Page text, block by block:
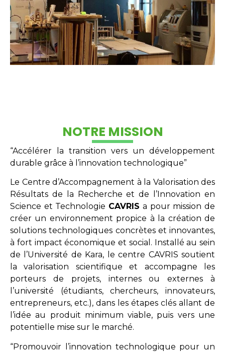
NOTRE MISSION
“Accélérer la transition vers un développement
durable grâce à l’innovation technologique”
Le Centre d’Accompagnement à la Valorisation des
Résultats de la Recherche et de l’Innovation en
Science et Technologie CAVRIS a pour mission de
créer un environnement propice à la création de
solutions technologiques concrètes et innovantes,
à fort impact économique et social. Installé au sein
de l’Université de Kara, le centre CAVRIS soutient
la valorisation scientifique et accompagne les
porteurs de projets, internes ou externes à
l’université (étudiants, chercheurs, innovateurs,
entrepreneurs, etc.), dans les étapes clés allant de
l’idée au produit minimum viable, puis vers une
potentielle mise sur le marché.
“Promouvoir l’innovation technologique pour un